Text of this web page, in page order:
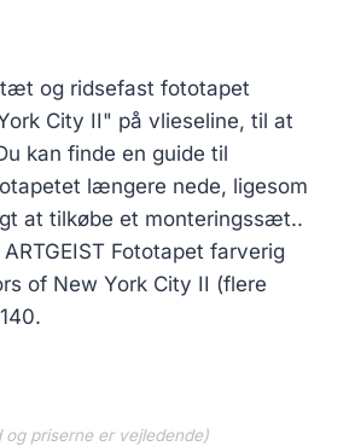
og ridsefast fototapet
City II" på vlieseline, til at
kan finde en guide til
længere nede, ligesom
at tilkøbe et monteringssæt..
Fototapet farverig
of New York City II (flere
og priserne er vejledende)